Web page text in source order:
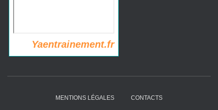
Yaentrainement.fr
MENTIONS LÉGALES CONTACTS